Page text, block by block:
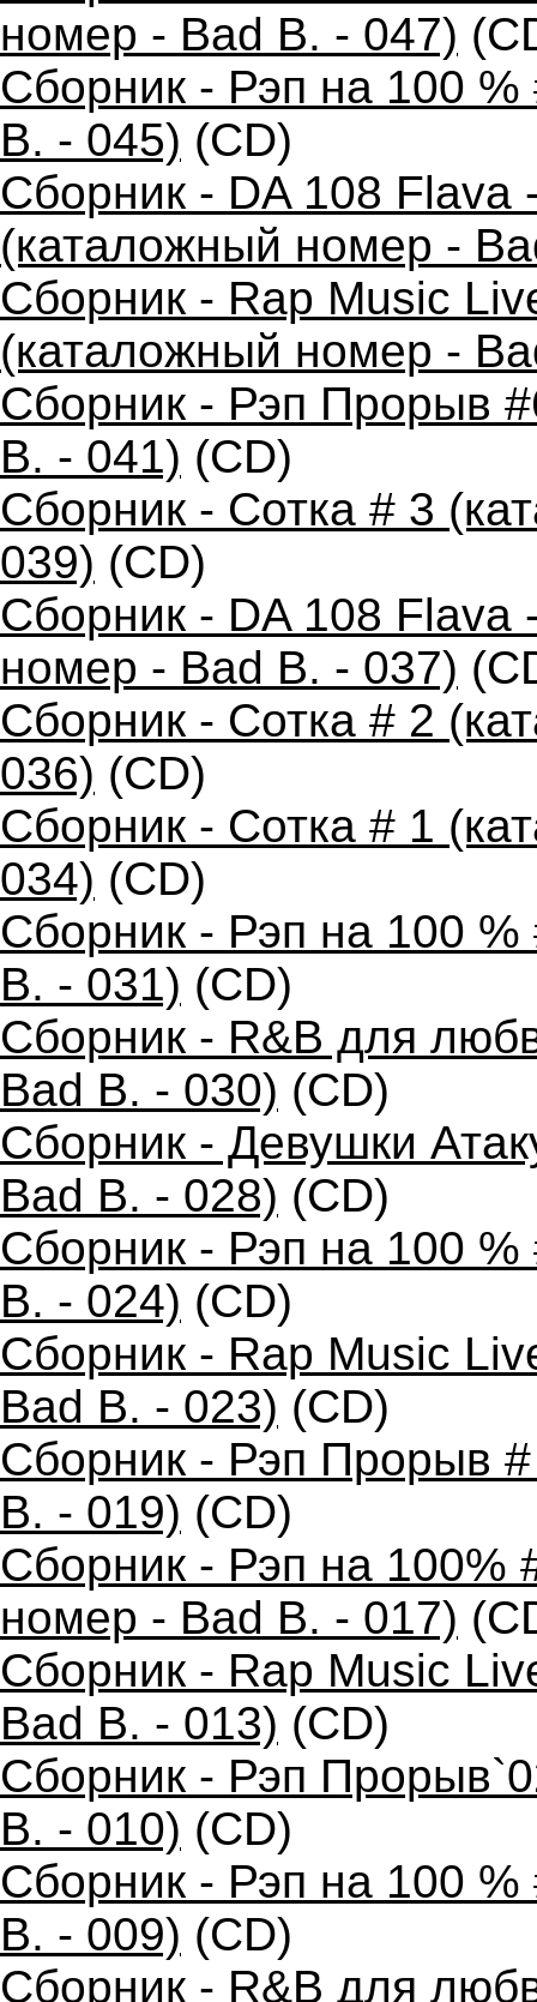
номер - Bad B. - 047)
Сборник - Рэп на 100
B. - 045) (CD)
Сборник - DA 108
(каталожный номер -
Сборник - Rap Music
(каталожный номер -
Сборник - Рэп Прорыв
B. - 041) (CD)
Сборник - Сотка # 3
039) (CD)
Сборник - DA 108
номер - Bad B. - 037)
Сборник - Сотка # 2
036) (CD)
Сборник - Сотка # 1
034) (CD)
Сборник - Рэп на 100
B. - 031) (CD)
Сборник - R&B для
Bad B. - 030) (CD)
Сборник - Девушки
Bad B. - 028) (CD)
Сборник - Рэп на 100
B. - 024) (CD)
Сборник - Rap Music
Bad B. - 023) (CD)
Сборник - Рэп Прорыв
B. - 019) (CD)
Сборник - Рэп на 100%
номер - Bad B. - 017)
Сборник - Rap Music
Bad B. - 013) (CD)
Сборник - Рэп
B. - 010) (CD)
Сборник - Рэп на 100
B. - 009) (CD)
Сборник - R&B для